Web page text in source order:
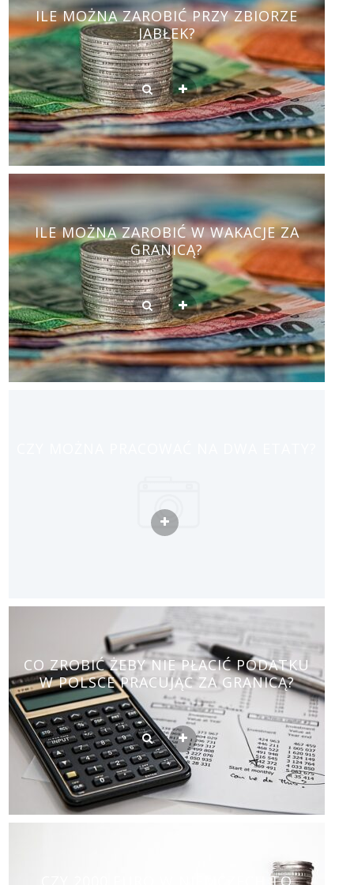
ILE MOŻNA ZAROBIĆ PRZY ZBIORZE
JABŁEK?
ILE MOŻNA ZAROBIĆ W WAKACJE ZA
GRANICĄ?
CO ZROBIĆ ŻEBY NIE PŁACIĆ PODATKU
W POLSCE PRACUJĄC ZA GRANICĄ?
CZY 2000 EURO W NIEMCZECH TO